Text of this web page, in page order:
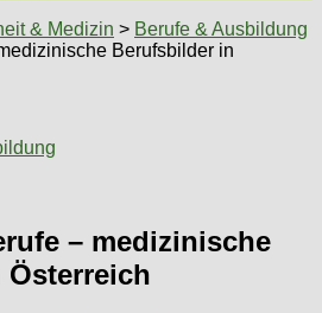
& Medizin > Berufe & Ausbildung
Berufsbilder in
– medizinische